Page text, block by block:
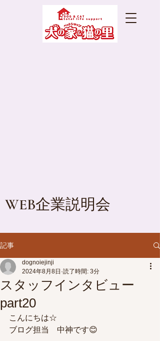
WEB企業説明会
記事
スタッフインタビュー
part20
dognoiejinji
2024年8月8日 読了時間: 3分
こんにちは☆
ブログ担当　中神です😊